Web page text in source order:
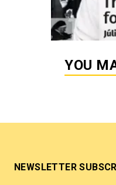
YOU
NEWSLETTER